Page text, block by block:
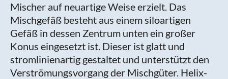
Mischer auf neuartige Weise erzielt. Das
Mischgefäß besteht aus einem siloartigen
Gefäß in dessen Zentrum unten ein großer
Konus eingesetzt ist. Dieser ist glatt und
stromlinienartig gestaltet und unterstützt den
Verströmungsvorgang der Mischgüter. Helix-